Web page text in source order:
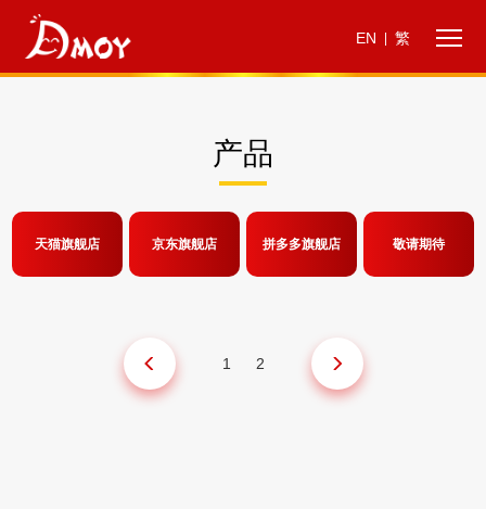
EN 繁
产品
天猫旗舰店 京东旗舰店 拼多多旗舰店 敬请期待
1 2